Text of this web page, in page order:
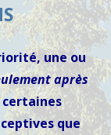
une ou
après
certaines
que